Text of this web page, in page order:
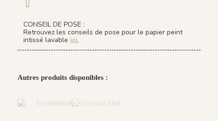
CONSEIL DE POSE :
Retrouvez les conseils de pose pour le papier peint
intissé lavable ici.
Autres produits disponibles :